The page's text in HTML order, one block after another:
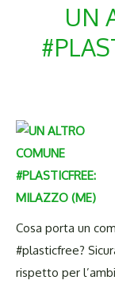
UN
Cosa porta un
#plasticfree?
rispetto per